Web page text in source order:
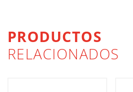
PRODUCTOS
RELACIONADOS